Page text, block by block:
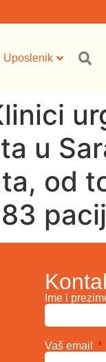
Uposlenik
u
od
Ime i
Vaš email